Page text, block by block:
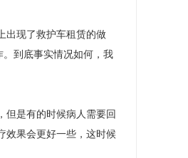
出现了救护车租赁的做
到底事实情况如何，我
但是有的时候病人需要回
效果会更好一些，这时候